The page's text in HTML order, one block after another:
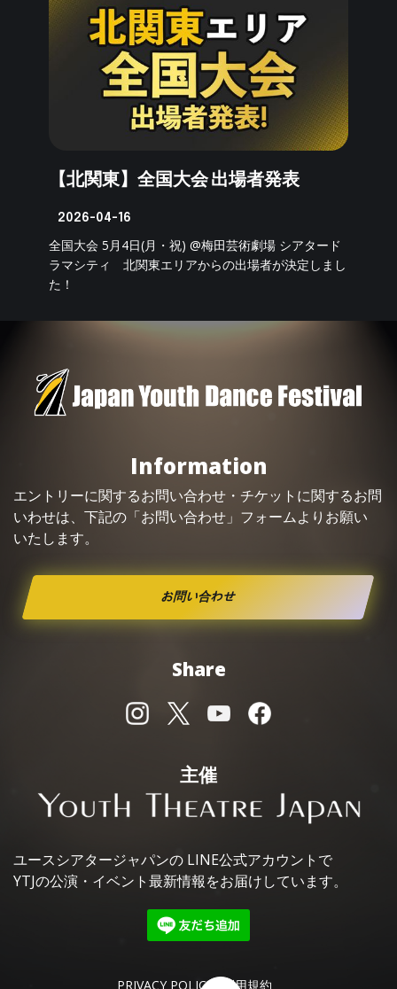
【北関東】全国大会 出場者発表
2026-04-16
全国大会 5月4日(月・祝) @梅田芸術劇場 シアタード
ラマシティ 北関東エリアからの出場者が決定しまし
た！
Information
エントリーに関するお問い合わせ・ チケット に関するお問
いわせは、下記の「お問い合わせ」フォームよりお願い
いたします。
お問い合わせ
Share
主催
ユースシアタージャパンの LINE公式アカウントで
YTJの公演・イベント最新情報をお届けしています。
PRIVACY POLICY 利用規約